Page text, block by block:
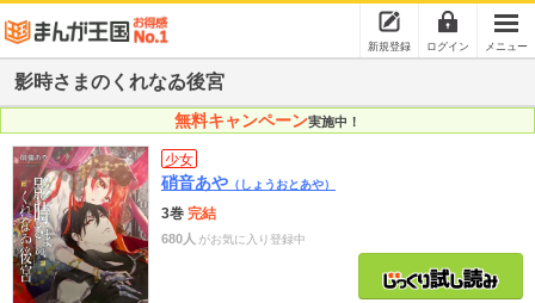
新規登録 ログイン メニュー
影時さまのくれなゐ後宮
無料キャンペーン実施中！
少女
硝音あや （しょうおとあや）
3巻 完結
680人 がお気に入り登録中